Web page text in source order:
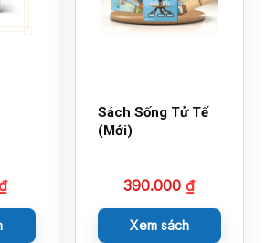
Sách Sống Tử Tế
(Mới)
390.000₫
Xem sách